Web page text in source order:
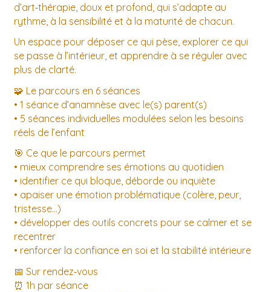
d’art‑thérapie, doux et profond, qui s’adapte au
rythme, à la sensibilité et à la maturité de chacun.
Un espace pour déposer ce qui pèse, explorer ce qui
se passe à l’intérieur, et apprendre à se réguler avec
plus de clarté.
🧩 Le parcours en 6 séances
• 1 séance d’anamnèse avec le(s) parent(s)
• 5 séances individuelles modulées selon les besoins
réels de l’enfant
🎯 Ce que le parcours permet
• mieux comprendre ses émotions au quotidien
• identifier ce qui bloque, déborde ou inquiète
• apaiser une émotion problématique (colère, peur,
tristesse…)
• développer des outils concrets pour se calmer et se
recentrer
• renforcer la confiance en soi et la stabilité intérieure
📅 Sur rendez‑vous
⏰ 1h par séance